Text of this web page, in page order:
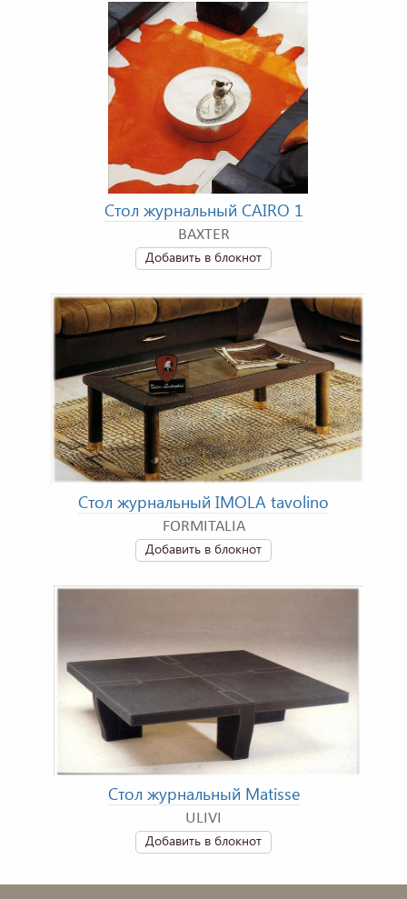
Стол журнальный CAIRO 1
BAXTER
Добавить в блокнот
Стол журнальный IMOLA tavolino
FORMITALIA
Добавить в блокнот
Стол журнальный Matisse
ULIVI
Добавить в блокнот